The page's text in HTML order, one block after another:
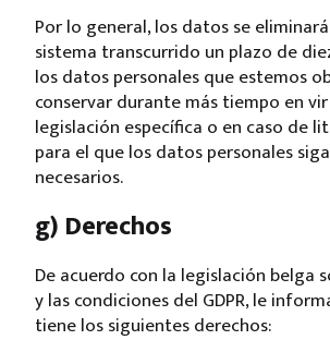
Por lo general, los datos se
sistema transcurrido un plazo de
los datos personales que estemos
conservar durante más tiempo en
legislación específica o en caso de
para el que los datos personales
necesarios.
g) Derechos
De acuerdo con la legislación belga
y las condiciones del GDPR, le
tiene los siguientes derechos: